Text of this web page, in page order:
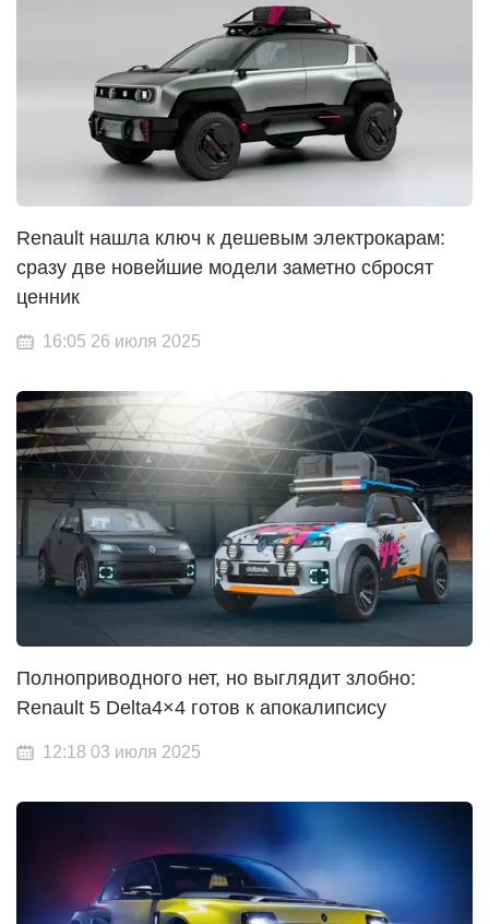
Renault нашла ключ к дешевым электрокарам:
сразу две новейшие модели заметно сбросят
ценник
16:05 26 июля 2025
Полноприводного нет, но выглядит злобно:
Renault 5 Delta4×4 готов к апокалипсису
12:18 03 июля 2025